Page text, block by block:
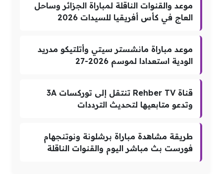
موعد والقنوات الناقلة لمباراة الجزائر وساحل
العاج في كأس أفريقيا للسيدات 2026
موعد مباراة مانشستر سيتي وأتلتيكو مدريد
الودية استعدادا لموسم 2026-27
قناة Rehber TV تنتقل إلى توركسات 3A
وتدعو متابعيها لتحديث الترددات
طريقة مشاهدة مباراة برشلونة ونوتنجهام
فورست بث مباشر اليوم والقنوات الناقلة